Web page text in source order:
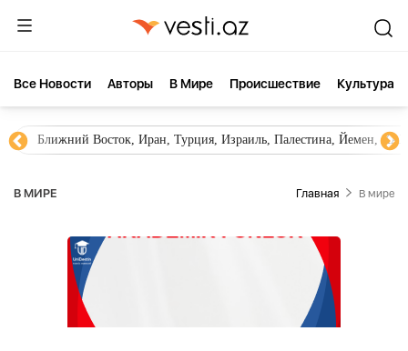
Все Новости Aвторы В Мире Происшествие Культура
Ближний Восток, Иран, Турция, Израиль, Палестина, Йемен,
В МИРЕ Главная В мире